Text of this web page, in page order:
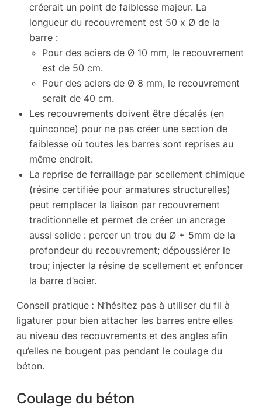
créerait un point de faiblesse majeur. La
longueur du recouvrement est 50 x Ø de la
barre :
Pour des aciers de Ø 10 mm, le recouvrement
est de 50 cm.
Pour des aciers de Ø 8 mm, le recouvrement
serait de 40 cm.
Les recouvrements doivent être décalés (en
quinconce) pour ne pas créer une section de
faiblesse où toutes les barres sont reprises au
même endroit.
La reprise de ferraillage par scellement chimique
(résine certifiée pour armatures structurelles)
peut remplacer la liaison par recouvrement
traditionnelle et permet de créer un ancrage
aussi solide : percer un trou du Ø + 5mm de la
profondeur du recouvrement; dépoussiérer le
trou; injecter la résine de scellement et enfoncer
la barre d’acier.
Conseil pratique : N’hésitez pas à utiliser du fil à
ligaturer pour bien attacher les barres entre elles
au niveau des recouvrements et des angles afin
qu’elles ne bougent pas pendant le coulage du
béton.
Coulage du béton